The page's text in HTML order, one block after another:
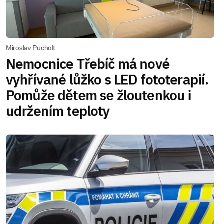
Miroslav Pucholt
Nemocnice Třebíč má nové
vyhřívané lůžko s LED fototerapií.
Pomůže dětem se žloutenkou i
udržením teploty